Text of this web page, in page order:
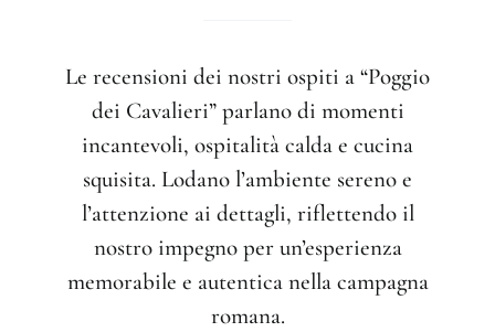
Le recensioni dei nostri ospiti a “Poggio
dei Cavalieri” parlano di momenti
incantevoli, ospitalità calda e cucina
squisita. Lodano l’ambiente sereno e
l’attenzione ai dettagli, riflettendo il
nostro impegno per un’esperienza
memorabile e autentica nella campagna
romana.